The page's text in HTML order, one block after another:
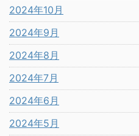
2024年10月
2024年9月
2024年8月
2024年7月
2024年6月
2024年5月